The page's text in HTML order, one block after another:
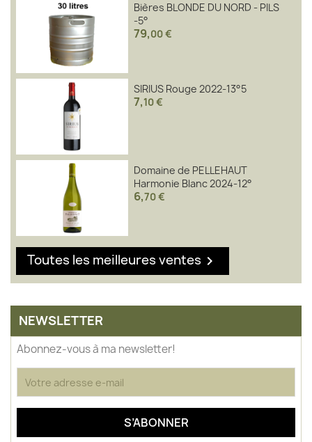
Bières BLONDE DU NORD - PILS
-5°
79,00 €
SIRIUS Rouge 2022-13°5
7,10 €
Domaine de PELLEHAUT
Harmonie Blanc 2024-12°
6,70 €
Toutes les meilleures ventes 
NEWSLETTER
Abonnez-vous à ma newsletter!